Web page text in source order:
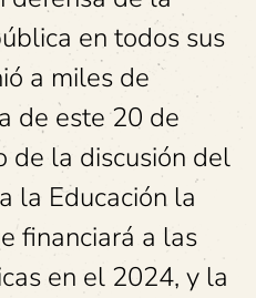
en todos sus
a miles de
de este 20 de
de la discusión del
la Educación la
financiará a las
en el 2024, y la